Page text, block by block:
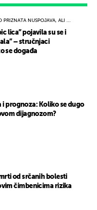
PRIZNATA NUSPOJAVA, ALI ...
lica” pojavila su se i
– stručnjaci
se događa
i prognoza: Koliko se dugo
dijagnozom?
od srčanih bolesti
čimbenicima rizika